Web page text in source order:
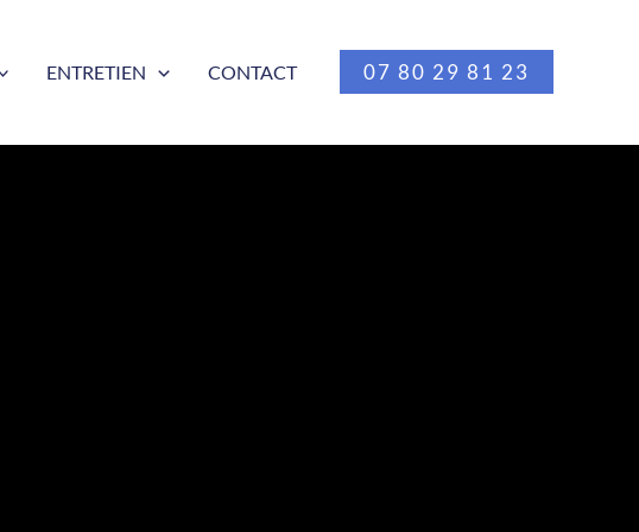
ENTRETIEN CONTACT 07 80 29 81 23